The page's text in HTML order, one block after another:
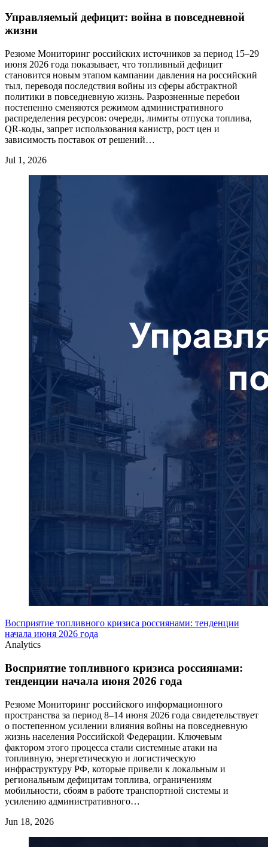
Управляемый дефицит: война в повседневной
жизни
Резюме Мониторинг российских источников за период 15–29
июня 2026 года показывает, что топливный дефицит
становится новым этапом кампании давления на российский
тыл, переводя последствия войны из сферы абстрактной
политики в повседневную жизнь. Разрозненные перебои
постепенно сменяются режимом административного
распределения ресурсов: очереди, лимиты отпуска топлива,
QR-коды, запрет использования канистр, рост цен и
зависимость поставок от решений…
Jul 1, 2026
Восприятие топливного кризиса россиянами: тенденции
начала июня 2026 года
Analytics
Восприятие топливного кризиса россиянами:
тенденции начала июня 2026 года
Резюме Мониторинг российского информационного
пространства за период 8–14 июня 2026 года свидетельствует
о постепенном усилении влияния войны на повседневную
жизнь населения Российской Федерации. Ключевым
фактором этого процесса стали системные атаки на
топливную, энергетическую и логистическую
инфраструктуру РФ, которые привели к локальным и
региональным дефицитам топлива, ограничениям
мобильности, сбоям в работе транспортной системы и
усилению административного…
Jun 18, 2026